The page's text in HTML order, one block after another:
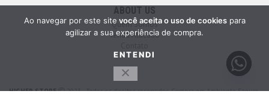
ABOUT US
Quem Somos
Venda Atacado
HIGHER STORE 2023 - Todos os direitos reservados. Compra em Ambiente Seguro.
Ao navegar por este site você aceita o uso de cookiespara
agilizar a sua experiência de compra.
ENTENDI